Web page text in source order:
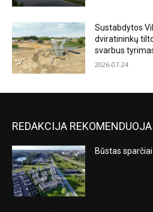
Sustabdytos
dviratininkų
svarbus
2026-07-24
REDAKCIJA REKOMENDUOJA
Būstas